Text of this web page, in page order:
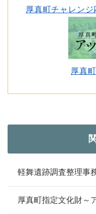
厚真町チャレンジ
厚真
軽舞遺跡調査整理事
厚真町指定文化財～